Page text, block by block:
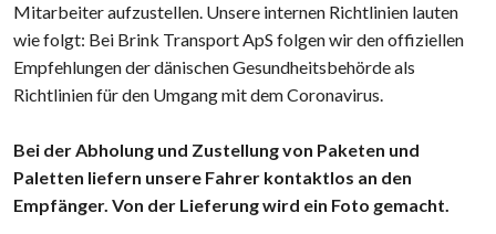
Mitarbeiter aufzustellen. Unsere internen Richtlinien lauten
wie folgt: Bei Brink Transport ApS folgen wir den offiziellen
Empfehlungen der dänischen Gesundheitsbehörde als
Richtlinien für den Umgang mit dem Coronavirus.
Bei der Abholung und Zustellung von Paketen und
Paletten liefern unsere Fahrer kontaktlos an den
Empfänger. Von der Lieferung wird ein Foto gemacht.